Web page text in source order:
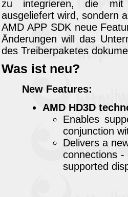
zu integrieren, die mit
ausgeliefert wird, sondern
AMD APP SDK neue
Änderungen will das
des Treiberpaketes
Was ist neu?
New Features:
AMD HD3D
Enables
conjunction
Delivers a
connections
supported